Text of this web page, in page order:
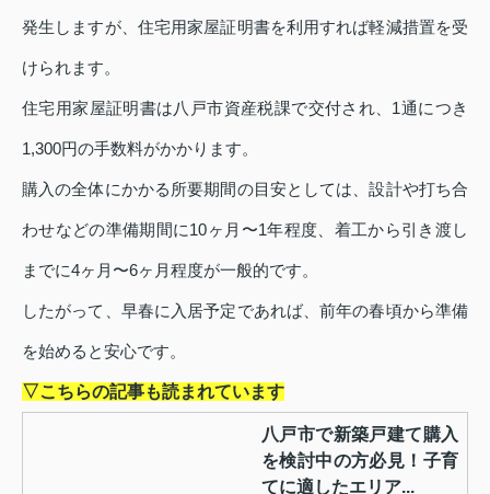
発生しますが、住宅用家屋証明書を利用すれば軽減措置を受
けられます。
住宅用家屋証明書は八戸市資産税課で交付され、1通につき
1,300円の手数料がかかります。
購入の全体にかかる所要期間の目安としては、設計や打ち合
わせなどの準備期間に10ヶ月〜1年程度、着工から引き渡し
までに4ヶ月〜6ヶ月程度が一般的です。
したがって、早春に入居予定であれば、前年の春頃から準備
を始めると安心です。
▽こちらの記事も読まれています
八戸市で新築戸建て購入
を検討中の方必見！子育
てに適したエリア...